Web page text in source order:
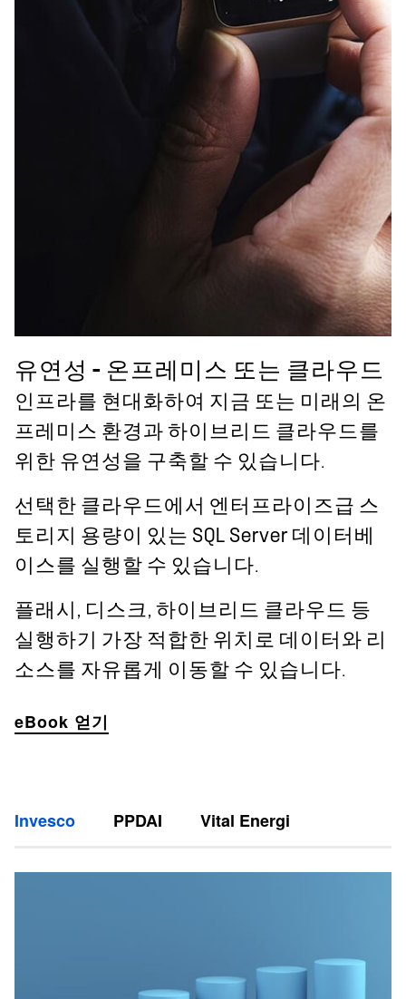
유연성 - 온프레미스 또는 클라우드
인프라를 현대화하여 지금 또는 미래의 온
프레미스 환경과 하이브리드 클라우드를
위한 유연성을 구축할 수 있습니다.
선택한 클라우드에서 엔터프라이즈급 스
토리지 용량이 있는 SQL Server 데이터베
이스를 실행할 수 있습니다.
플래시, 디스크, 하이브리드 클라우드 등
실행하기 가장 적합한 위치로 데이터와 리
소스를 자유롭게 이동할 수 있습니다.
eBook 얻기
Invesco PPDAI Vital Energi